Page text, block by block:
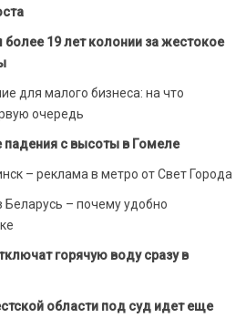
19 лет колонии за жестокое
для малого бизнеса: на что
очередь
падения с высоты в Гомеле
– реклама в метро от Свет Города
Беларусь – почему удобно
горячую воду сразу в
области под суд идет еще